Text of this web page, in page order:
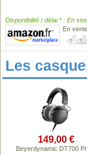
Disponibilité / délai * : En
En
Les
149,00 €
Beyerdynamic DT700